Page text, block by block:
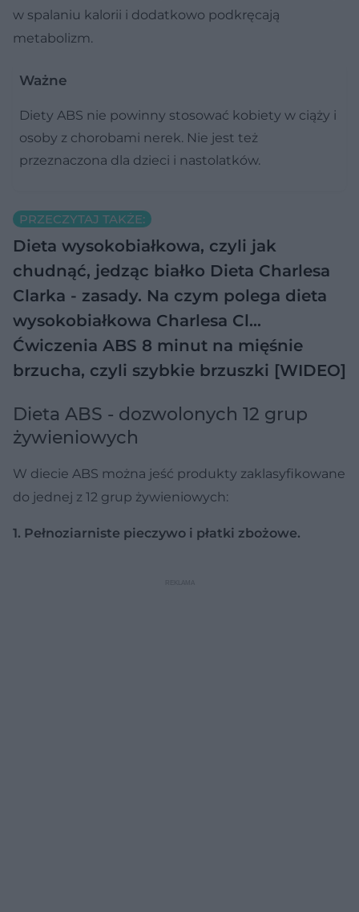
w spalaniu kalorii i dodatkowo podkręcają
metabolizm.
Ważne
Diety ABS nie powinny stosować kobiety w ciąży i
osoby z chorobami nerek. Nie jest też
przeznaczona dla dzieci i nastolatków.
PRZECZYTAJ TAKŻE:
Dieta wysokobiałkowa, czyli jak
chudnąć, jedząc białko Dieta Charlesa
Clarka - zasady. Na czym polega dieta
wysokobiałkowa Charlesa Cl…
Ćwiczenia ABS 8 minut na mięśnie
brzucha, czyli szybkie brzuszki [WIDEO]
Dieta ABS - dozwolonych 12 grup
żywieniowych
W diecie ABS można jeść produkty zaklasyfikowane
do jednej z 12 grup żywieniowych:
1. Pełnoziarniste pieczywo i płatki zbożowe.